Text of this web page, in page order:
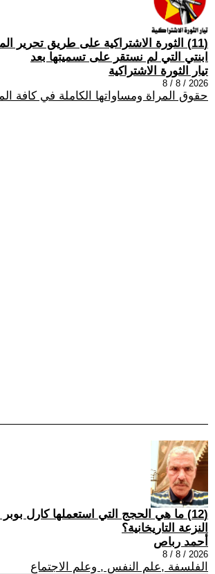
(11) الثورة الاشتراكية على طريق تحرير
ابنتي التي لم نستقر على تسميتها بعد
تيار الثورة الاشتراكية
2026 / 8 / 8
حقوق المراة ومساواتها الكاملة في كافة
(12) ما هي الحجج التي استعملها كارل
النزعة التاريخانية؟
أحمد رباص
2026 / 8 / 8
الفلسفة ,علم النفس , وعلم الاجتماع